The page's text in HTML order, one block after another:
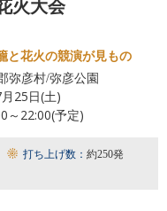
火大会
と花火の競演が見もの
弥彦村/弥彦公園
25日(土)
～22:00(予定)
打ち上げ数： 約250発